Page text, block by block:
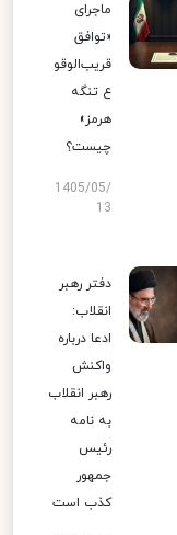
ماجرای
«توافق
قریب‌الوقو
ع تنگه
هرمز»
چیست؟
1405/05/
13
دفتر رهبر
انقلاب:
ادعا درباره
واکنش
رهبر انقلاب
به نامه
رئیس
جمهور
کذب است